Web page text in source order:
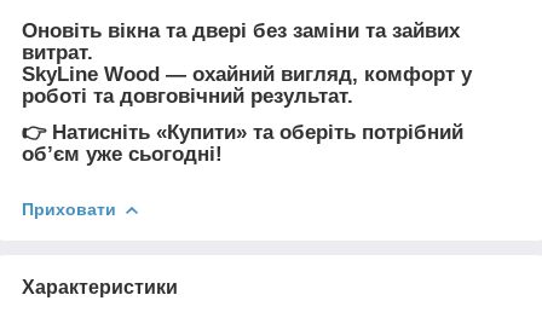
Оновіть вікна та двері без заміни та зайвих
витрат.
SkyLine Wood — охайний вигляд, комфорт у
роботі та довговічний результат.
👉 Натисніть «Купити» та оберіть потрібний
обʼєм уже сьогодні!
Приховати
Характеристики